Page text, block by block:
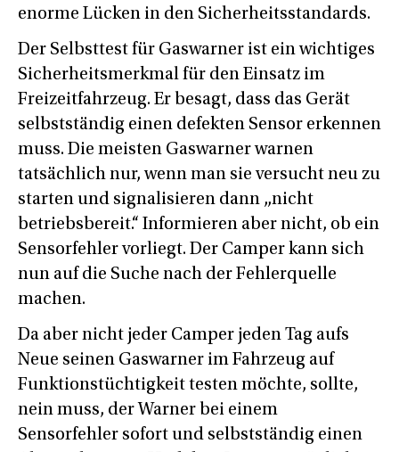
enorme Lücken in den Sicherheitsstandards.
Der Selbsttest für Gaswarner ist ein wichtiges
Sicherheitsmerkmal für den Einsatz im
Freizeitfahrzeug. Er besagt, dass das Gerät
selbstständig einen defekten Sensor erkennen
muss. Die meisten Gaswarner warnen
tatsächlich nur, wenn man sie versucht neu zu
starten und signalisieren dann „nicht
betriebsbereit.“ Informieren aber nicht, ob ein
Sensorfehler vorliegt. Der Camper kann sich
nun auf die Suche nach der Fehlerquelle
machen.
Da aber nicht jeder Camper jeden Tag aufs
Neue seinen Gaswarner im Fahrzeug auf
Funktionstüchtigkeit testen möchte, sollte,
nein muss, der Warner bei einem
Sensorfehler sofort und selbstständig einen